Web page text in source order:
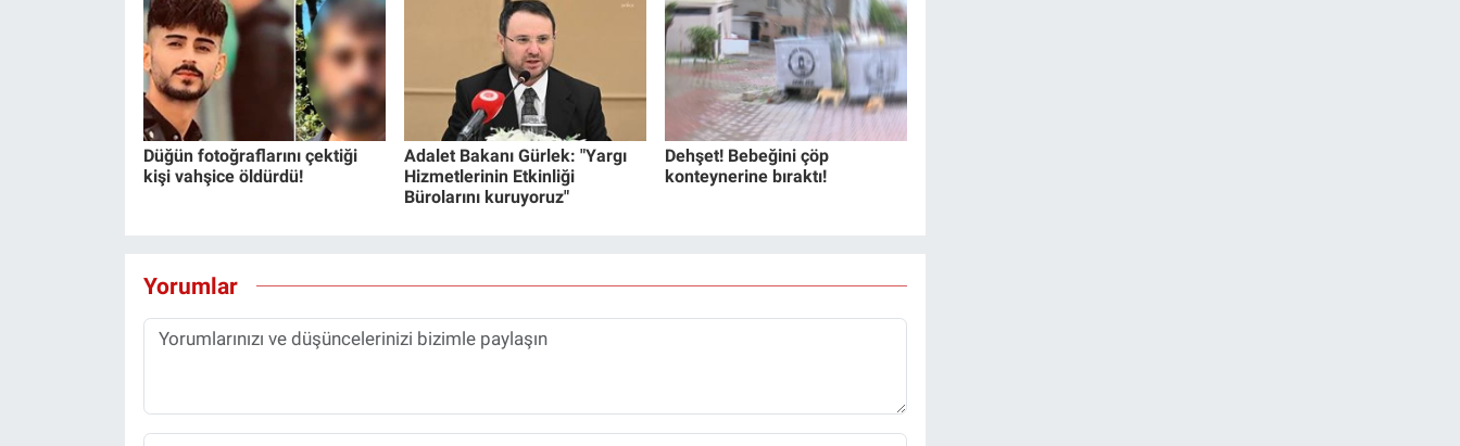
Düğün fotoğraflarını çektiği
kişi vahşice öldürdü!
Adalet Bakanı Gürlek: "Yargı
Hizmetlerinin Etkinliği
Bürolarını kuruyoruz"
Dehşet! Bebeğini çöp
konteynerine bıraktı!
Yorumlar